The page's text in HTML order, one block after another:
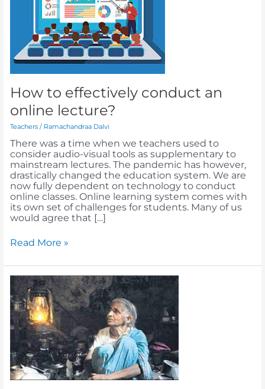
How to effectively conduct an
online lecture?
Teachers/ Ramachandraa Dalvi
There was a time when we teachers used to
consider audio-visual tools as supplementary to
mainstream lectures. The pandemic has however,
drastically changed the education system. We are
now fully dependent on technology to conduct
online classes. Online learning system comes with
its own set of challenges for students. Many of us
would agree that […]
online
lecture?
Read More »
Hema
Sane
–
the
professor
who
continues
to
live
without